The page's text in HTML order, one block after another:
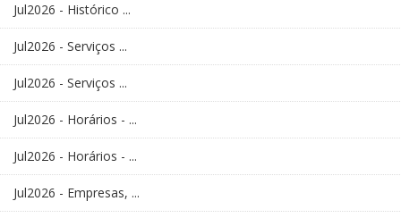
Jul2026 - Histórico ...
Jul2026 - Serviços ...
Jul2026 - Serviços ...
Jul2026 - Horários - ...
Jul2026 - Horários - ...
Jul2026 - Empresas, ...